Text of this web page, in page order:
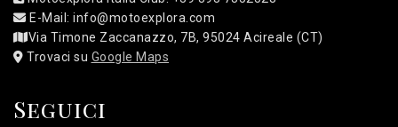
E-Mail: info@motoexplora.com
Via Timone Zaccanazzo, 7B, 95024 Acireale (CT)
Trovaci su Google Maps
Seguici